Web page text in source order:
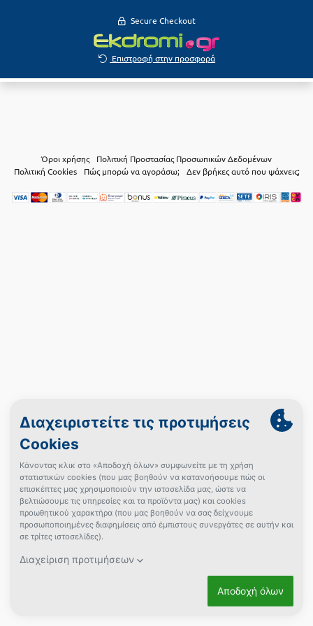
Secure Checkout
Επιστροφή στην προσφορά
Όροι χρήσης
Πολιτική Προστασίας Προσωπικών Δεδομένων
Πολιτική Cookies
Πώς μπορώ να αγοράσω; Δεν βρήκες αυτό που ψάχνεις;